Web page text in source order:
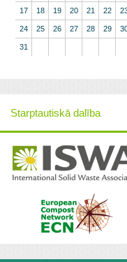
17 18 19 20 21 22
24 25 26 27 28 29
31
Starptautiskā dalība